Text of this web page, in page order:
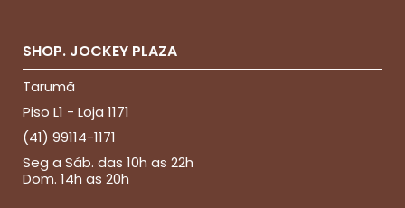
SHOP. JOCKEY PLAZA
Tarumã
Piso L1 - Loja 1171
(41) 99114-1171
Seg a Sáb. das 10h as 22h
Dom. 14h as 20h